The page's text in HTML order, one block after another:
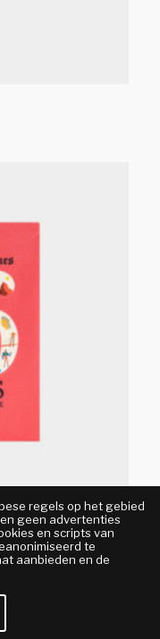
regels op het gebied
geen advertenties
en scripts van
te
aanbieden en de